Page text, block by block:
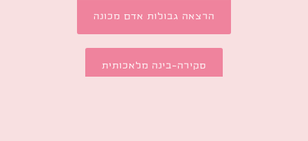
הרצאה גבולות אדם מכונה
סקירה-בינה מלאכותית